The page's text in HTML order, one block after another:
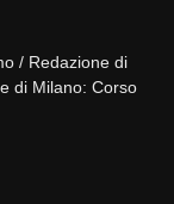
/ Redazione di
di Milano: Corso